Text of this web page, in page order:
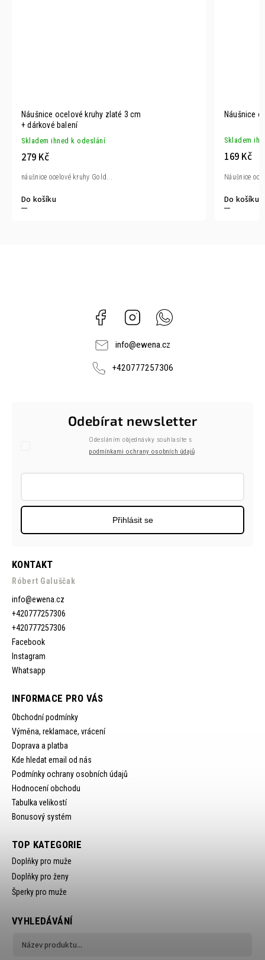
Náušnice ocelové kruhy zlaté 3 cm
+ dárkové balení
Skladem ihned k odeslání
279 Kč
Do košíku
náušnice ocelové kruhy Gold...
Náušnice
Skladem
169 Kč
Do košíku
Náušnice
Facebook Instagram
info@ewena.cz
+420777257306
KONTAKT
Róbert Galuščak
info@ewena.cz
+420777257306
+420777257306
Facebook
Instagram
Whatsapp
INFORMACE PRO VÁS
Obchodní podmínky
Výměna, reklamace, vrácení
Doprava a platba
Kde hledat email od nás
Podmínky ochrany osobních údajů
Hodnocení obchodu
Tabulka velikostí
Bonusový systém
Odebírat newsletter
Odesláním objednávky souhlasíte s
podmínkami ochrany osobních údajů
Přihlásit se
TOP KATEGORIE
Doplňky pro muže
Doplňky pro ženy
Šperky pro muže
VYHLEDÁVÁNÍ